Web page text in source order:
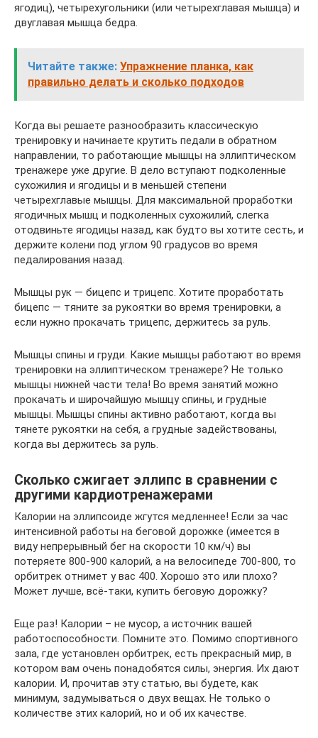
ягодиц), четырехугольники (или четырехглавая мышца) и
двуглавая мышца бедра.
Читайте также: Упражнение планка, как
правильно делать и сколько подходов
Когда вы решаете разнообразить классическую
тренировку и начинаете крутить педали в обратном
направлении, то работающие мышцы на эллиптическом
тренажере уже другие. В дело вступают подколенные
сухожилия и ягодицы и в меньшей степени
четырехглавые мышцы. Для максимальной проработки
ягодичных мышц и подколенных сухожилий, слегка
отодвиньте ягодицы назад, как будто вы хотите сесть, и
держите колени под углом 90 градусов во время
педалирования назад.
Мышцы рук — бицепс и трицепс. Хотите проработать
бицепс — тяните за рукоятки во время тренировки, а
если нужно прокачать трицепс, держитесь за руль.
Мышцы спины и груди. Какие мышцы работают во время
тренировки на эллиптическом тренажере? Не только
мышцы нижней части тела! Во время занятий можно
прокачать и широчайшую мышцу спины, и грудные
мышцы. Мышцы спины активно работают, когда вы
тянете рукоятки на себя, а грудные задействованы,
когда вы держитесь за руль.
Сколько сжигает эллипс в сравнении с
другими кардиотренажерами
Калории на эллипсоиде жгутся медленнее! Если за час
интенсивной работы на беговой дорожке (имеется в
виду непрерывный бег на скорости 10 км/ч) вы
потеряете 800-900 калорий, а на велосипеде 700-800, то
орбитрек отнимет у вас 400. Хорошо это или плохо?
Может лучше, всё-таки, купить беговую дорожку?
Еще раз! Калории – не мусор, а источник вашей
работоспособности. Помните это. Помимо спортивного
зала, где установлен орбитрек, есть прекрасный мир, в
котором вам очень понадобятся силы, энергия. Их дают
калории. И, прочитав эту статью, вы будете, как
минимум, задумываться о двух вещах. Не только о
количестве этих калорий, но и об их качестве.